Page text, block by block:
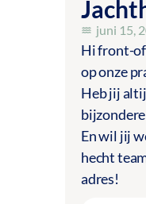
juni 15,
Hi front-
op onze
Heb jij
En wil jij
hecht
adres!